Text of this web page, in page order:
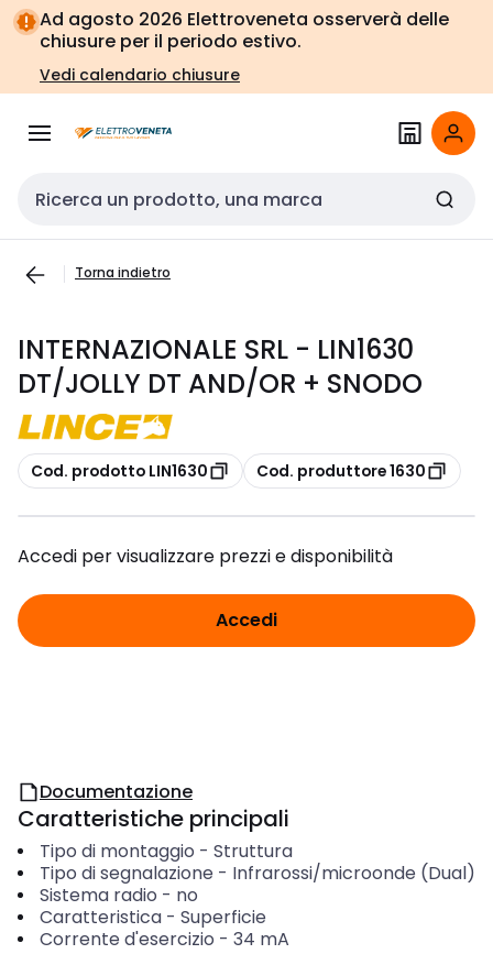
Vai alla
navigazione
Vai
alla
pagina
Ad agosto 2026 Elettroveneta osserverà delle
chiusure per il periodo estivo.
Vedi calendario chiusure
Cerca input
Torna indietro
INTERNAZIONALE SRL - LIN1630
DT/JOLLY DT AND/OR + SNODO
copia
Cod. prodotto LIN1630 copia
Cod. produttore 1630
Accedi per visualizzare prezzi e disponibilità
Accedi
Documentazione
Caratteristiche principali
Tipo di montaggio - Struttura
Tipo di segnalazione - Infrarossi/microonde (Dual)
Sistema radio - no
Caratteristica- Superficie
Corrente d'esercizio - 34 mA